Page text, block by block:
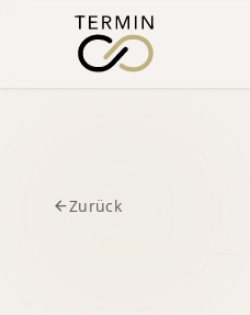
Zurück